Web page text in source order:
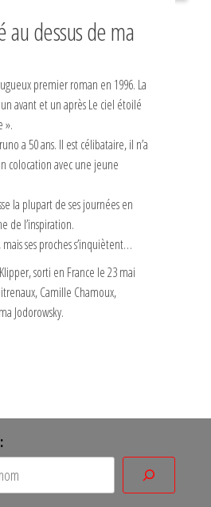
au dessus de ma
premier roman en 1996. La
avant et un après Le ciel étoilé
».
a 50 ans. Il est célibataire, il n’a
colocation avec une jeune
la plupart de ses journées en
de l’inspiration.
ses proches s’inquiètent…
sorti en France le 23 mai
Camille Chamoux,
Jodorowsky.